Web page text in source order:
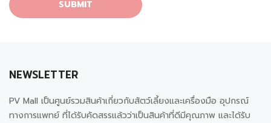
NEWSLETTER
PV Mall เป็นศูนย์รวมสินค้าเกี่ยวกับสัตว์เลี้ยงและเครื่องมือ อุปกรณ์
ทางการแพทย์ ที่ได้รับคัดสรรแล้วว่าเป็นสินค้าที่ดีมีคุณภาพ และได้รับ